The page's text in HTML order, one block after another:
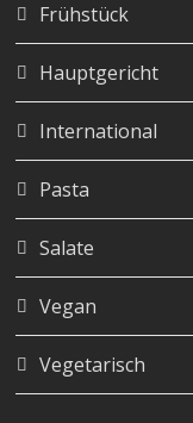
Frühstück
Hauptgericht
International
Pasta
Salate
Vegan
Vegetarisch